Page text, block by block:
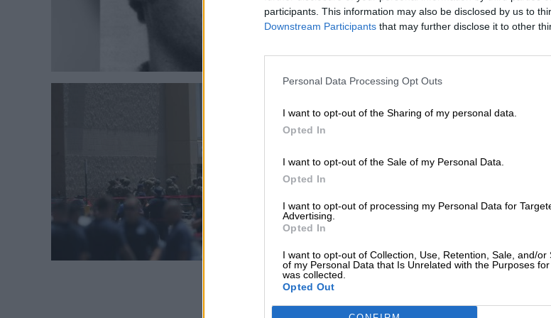
participants. This information may also be disclosed by us to
Downstream Participants that may further disclose it to other
Personal Data Processing Opt Outs
I want to opt-out of the Sharing of my personal data.
Opted In
I want to opt-out of the Sale of my Personal Data.
Opted In
I want to opt-out of processing my Personal Data for
Advertising.
Opted In
I want to opt-out of Collection, Use, Retention, Sale, and/or
of my Personal Data that Is Unrelated with the Purposes
was collected.
Opted Out
Por
Más artículos de este autor
viernes, 7 de diciembre de 2018
autor del atentado de
lunes, 5 de agosto de 2019